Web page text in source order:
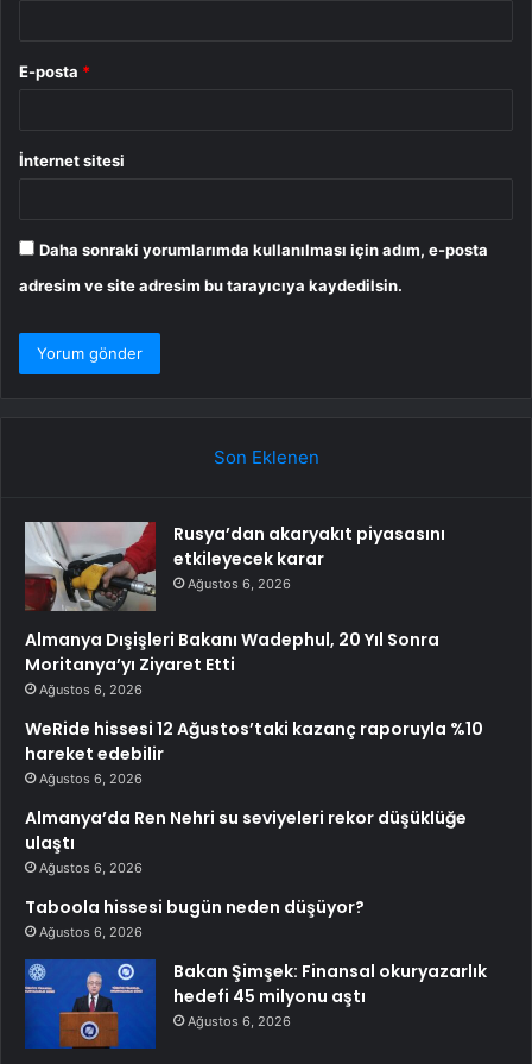
E-posta *
İnternet sitesi
Daha sonraki yorumlarımda kullanılması için adım, e-posta
adresim ve site adresim bu tarayıcıya kaydedilsin.
Son Eklenen
Rusya’dan akaryakıt piyasasını
etkileyecek karar
Ağustos 6, 2026
Almanya Dışişleri Bakanı Wadephul, 20 Yıl Sonra
Moritanya’yı Ziyaret Etti
Ağustos 6, 2026
WeRide hissesi 12 Ağustos’taki kazanç raporuyla %10
hareket edebilir
Ağustos 6, 2026
Almanya’da Ren Nehri su seviyeleri rekor düşüklüğe
ulaştı
Ağustos 6, 2026
Taboola hissesi bugün neden düşüyor?
Ağustos 6, 2026
Bakan Şimşek: Finansal okuryazarlık
hedefi 45 milyonu aştı
Ağustos 6, 2026